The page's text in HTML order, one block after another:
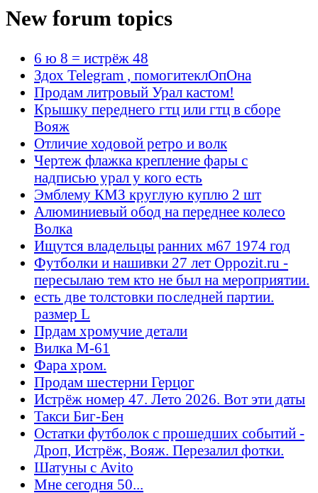
New forum topics
6 ю 8 = истрёж 48
Здох Telegram , помогитеклОпОна
Продам литровый Урал кастом!
Крышку переднего гтц или гтц в сборе
Вояж
Отличие ходовой ретро и волк
Чертеж флажка крепление фары с
надписью урал у кого есть
Эмблему КМЗ круглую куплю 2 шт
Алюминиевый обод на переднее колесо
Волка
Ищутся владельцы ранних м67 1974 год
Футболки и нашивки 27 лет Oppozit.ru -
пересылаю тем кто не был на мероприятии.
есть две толстовки последней партии.
размер L
Прдам хромучие детали
Вилка М-61
Фара хром.
Продам шестерни Герцог
Истрёж номер 47. Лето 2026. Вот эти даты
Такси Биг-Бен
Остатки футболок с прошедших событий -
Дроп, Истрёж, Вояж. Перезалил фотки.
Шатуны с Avito
Мне сегодня 50...